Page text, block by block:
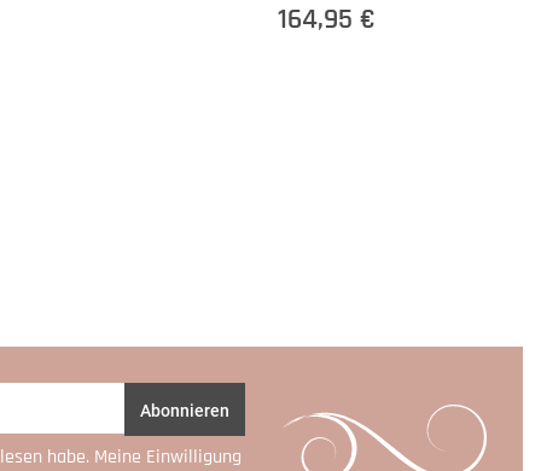
164,95 €
Abonnieren
habe. Meine Einwilligung